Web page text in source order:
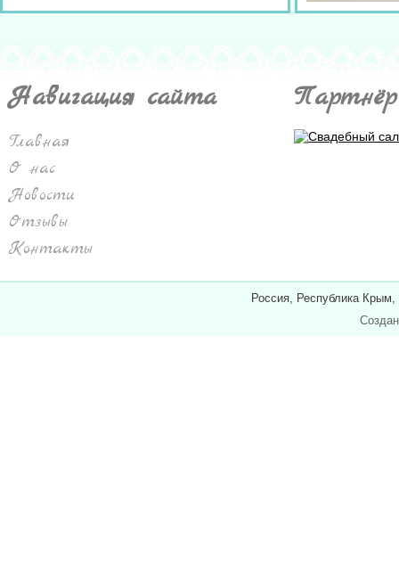
Навигация сайта
Главная
О нас
Новости
Отзывы
Контакты
Россия, Республика